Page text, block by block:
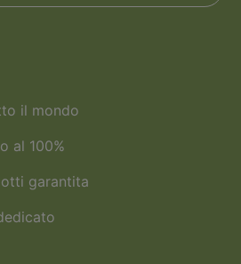
il mondo
al 100%
garantita